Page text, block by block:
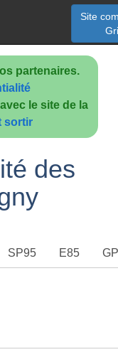
partenaires.
le site de la
sortir
Site
des
SP95 E85